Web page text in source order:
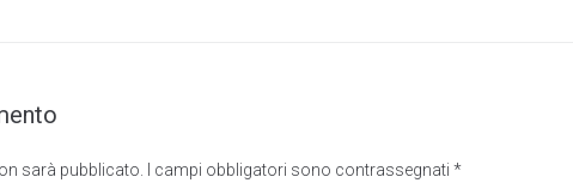
sarà pubblicato. I campi obbligatori sono contrassegnati *